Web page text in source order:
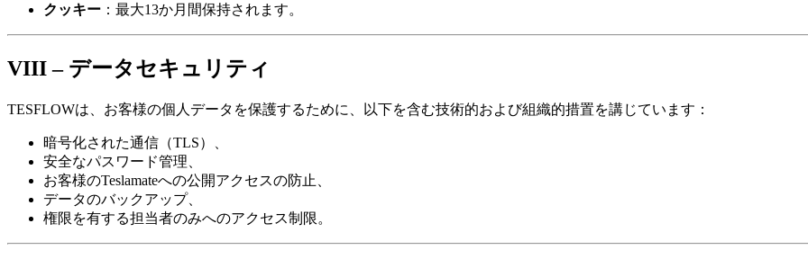
クッキー ：最大13か月間保持されます。
VIII – データセキュリティ
TESFLOWは、お客様の個人データを保護するために、以下を含む技術的および組織的措置を講じています：
暗号化された通信（TLS）、
安全なパスワード管理、
お客様のTeslamateへの公開アクセスの防止、
データのバックアップ、
権限を有する担当者のみへのアクセス制限。